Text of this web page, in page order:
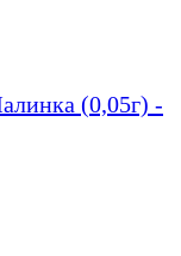
(0,05г) -